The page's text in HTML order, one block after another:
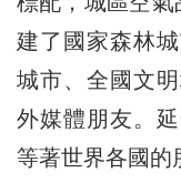
建了國家森林
城市、全國文
外媒體朋友。
等著世界各國的